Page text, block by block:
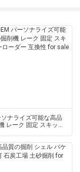
ナライズ可能な高品
レーク 固定 スキッド